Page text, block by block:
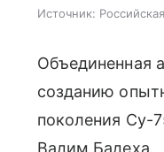
Источник:
Объединенная
созданию
поколения Су-
Вадим Бадеха.